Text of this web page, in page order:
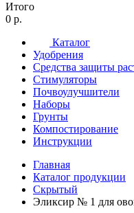
Итого
0 р.
Каталог
Удобрения
Средства защиты
Стимуляторы
Почвоулучшители
Наборы
Грунты
Компостирование
Инструкции
Главная
Каталог продукции
Скрытый
Эликсир № 1 для